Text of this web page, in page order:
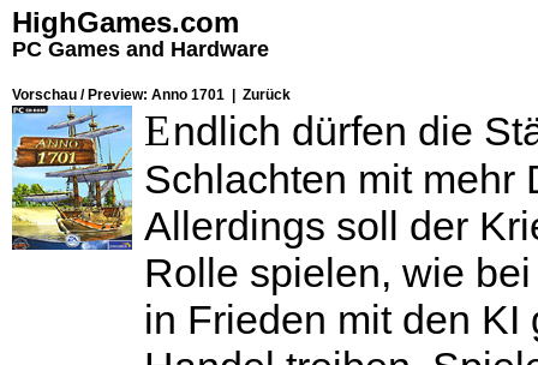
HighGames.com
PC Games and Hardware
Vorschau / Preview: Anno 1701 | Zurück
Endlich dürfen die
Schlachten mit mehr
Allerdings soll der
Rolle spielen, wie
in Frieden mit den